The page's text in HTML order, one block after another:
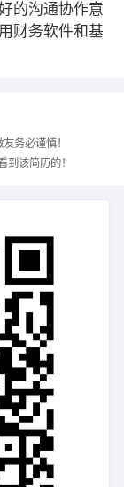
的沟通协作意
财务软件和基
务必谨慎！
到该简历的！